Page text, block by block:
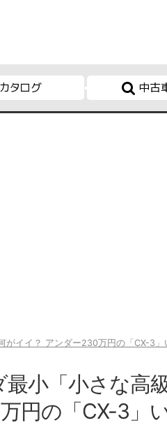
カタログ 中古
がイイ？ アンダー230万円の「CX-3」
小「小さな高
円の「CX-3」